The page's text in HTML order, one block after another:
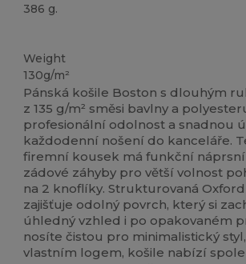
386 g.
Weight
130g/m²
Pánská košile Boston s dlouhým
z 135 g/m² směsi bavlny a
profesionální odolnost a snadnou
každodenní nošení do kanceláře.
firemní kousek má funkční náprsní
zádové záhyby pro větší volnost
na 2 knoflíky. Strukturovaná
zajišťuje odolný povrch, který si
úhledný vzhled i po opakovaném
nosíte čistou pro minimalistický
vlastním logem, košile nabízí